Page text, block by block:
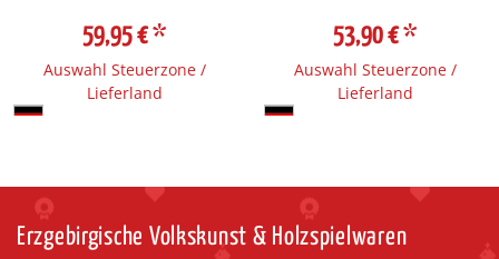
59,95 €*
Auswahl Steuerzone /
Lieferland
53,90 €*
Auswahl Steuerzone /
Lieferland
Erzgebirgische Volkskunst & Holzspielwaren